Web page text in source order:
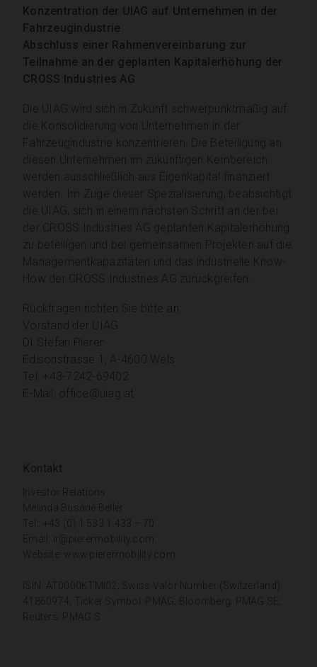
Konzentration der UIAG auf Unternehmen in der
Fahrzeugindustrie
Abschluss einer Rahmenvereinbarung zur
Teilnahme an der geplanten Kapitalerhöhung der
CROSS Industries AG
Die UIAG wird sich in Zukunft schwerpunktmäßig auf
die Konsolidierung von Unternehmen in der
Fahrzeugindustrie konzentrieren. Die Beteiligung an
diesen Unternehmen im zukünftigen Kernbereich
werden ausschließlich aus Eigenkapital finanziert
werden. Im Zuge dieser Spezialisierung, beabsichtigt
die UIAG, sich in einem nächsten Schritt an der bei
der CROSS Industries AG geplanten Kapitalerhöhung
zu beteiligen und bei gemeinsamen Projekten auf die
Managementkapazitäten und das industrielle Know-
How der CROSS Industries AG zurückgreifen.
Rückfragen richten Sie bitte an:
Vorstand der UIAG
DI Stefan Pierer
Edisonstrasse 1, A-4600 Wels
Tel: +43-7242-69402
E-Mail: office@uiag.at
Kontakt
Investor Relations
Melinda Busáné Bellér
Tel.: +43 (0) 1 533 1 433 – 70
Email:
ir@pierermobility.com
Website:
www.pierermobility.com
ISIN: AT0000KTMI02; Swiss Valor Number (Switzerland):
41860974; Ticker Symbol: PMAG; Bloomberg: PMAG SE;
Reuters: PMAG.S